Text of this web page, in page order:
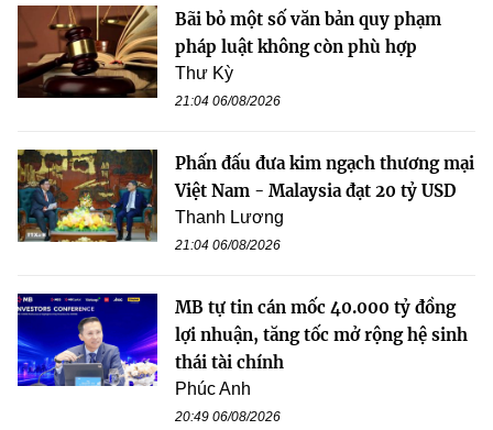
Bãi bỏ một số văn bản quy phạm
pháp luật không còn phù hợp
Thư Kỳ
21:04 06/08/2026
Phấn đấu đưa kim ngạch thương mại
Việt Nam - Malaysia đạt 20 tỷ USD
Thanh Lương
21:04 06/08/2026
MB tự tin cán mốc 40.000 tỷ đồng
lợi nhuận, tăng tốc mở rộng hệ sinh
thái tài chính
Phúc Anh
20:49 06/08/2026